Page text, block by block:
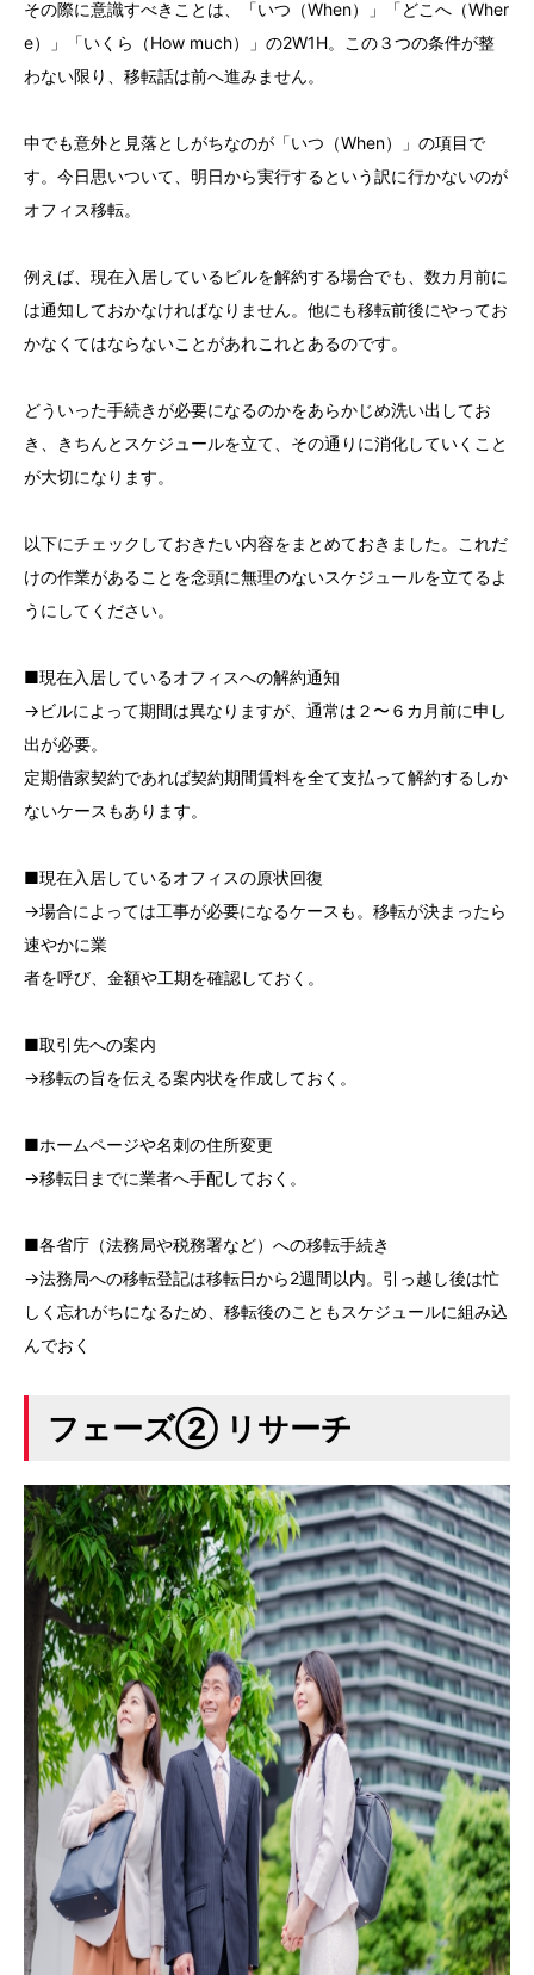
その際に意識すべきことは、「いつ（When）」「どこへ（Wher
e）」「いくら（How much）」の2W1H。この３つの条件が整
わない限り、移転話は前へ進みません。
中でも意外と見落としがちなのが「いつ（When）」の項目で
す。今日思いついて、明日から実行するという訳に行かないのが
オフィス移転。
例えば、現在入居しているビルを解約する場合でも、数カ月前に
は通知しておかなければなりません。他にも移転前後にやってお
かなくてはならないことがあれこれとあるのです。
どういった手続きが必要になるのかをあらかじめ洗い出してお
き、きちんとスケジュールを立て、その通りに消化していくこと
が大切になります。
以下にチェックしておきたい内容をまとめておきました。これだ
けの作業があることを念頭に無理のないスケジュールを立てるよ
うにしてください。
■現在入居しているオフィスへの解約通知
→ビルによって期間は異なりますが、通常は２〜６カ月前に申し
出が必要。
定期借家契約であれば契約期間賃料を全て支払って解約するしか
ないケースもあります。
■現在入居しているオフィスの原状回復
→場合によっては工事が必要になるケースも。移転が決まったら
速やかに業
者を呼び、金額や工期を確認しておく。
■取引先への案内
→移転の旨を伝える案内状を作成しておく。
■ホームページや名刺の住所変更
→移転日までに業者へ手配しておく。
■各省庁（法務局や税務署など）への移転手続き
→法務局への移転登記は移転日から2週間以内。引っ越し後は忙
しく忘れがちになるため、移転後のこともスケジュールに組み込
んでおく
フェーズ② リサーチ